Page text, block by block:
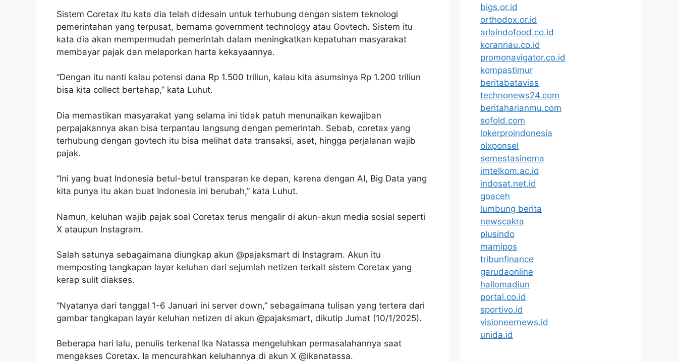
Sistem Coretax itu kata dia telah didesain untuk terhubung dengan sistem teknologi
pemerintahan yang terpusat, bernama government technology atau Govtech. Sistem itu
kata dia akan mempermudah pemerintah dalam meningkatkan kepatuhan masyarakat
membayar pajak dan melaporkan harta kekayaannya.
“Dengan itu nanti kalau potensi dana Rp 1.500 triliun, kalau kita asumsinya Rp 1.200 triliun
bisa kita collect bertahap,” kata Luhut.
Dia memastikan masyarakat yang selama ini tidak patuh menunaikan kewajiban
perpajakannya akan bisa terpantau langsung dengan pemerintah. Sebab, coretax yang
terhubung dengan govtech itu bisa melihat data transaksi, aset, hingga perjalanan wajib
pajak.
“Ini yang buat Indonesia betul-betul transparan ke depan, karena dengan AI, Big Data yang
kita punya itu akan buat Indonesia ini berubah,” kata Luhut.
Namun, keluhan wajib pajak soal Coretax terus mengalir di akun-akun media sosial seperti
X ataupun Instagram.
Salah satunya sebagaimana diungkap akun @pajaksmart di Instagram. Akun itu
memposting tangkapan layar keluhan dari sejumlah netizen terkait sistem Coretax yang
kerap sulit diakses.
“Nyatanya dari tanggal 1-6 Januari ini server down,” sebagaimana tulisan yang tertera dari
gambar tangkapan layar keluhan netizen di akun @pajaksmart, dikutip Jumat (10/1/2025).
Beberapa hari lalu, penulis terkenal Ika Natassa mengeluhkan permasalahannya saat
mengakses Coretax. Ia mencurahkan keluhannya di akun X @ikanatassa.
bigs.or.id
orthodox.or.id
arlaindofood.co.id
koranriau.co.id
promonavigator.co.id
kompastimur
beritabatavias
technonews24.com
beritaharianmu.com
sofold.com
lokerproindonesia
olxponsel
semestasinema
imtelkom.ac.id
indosat.net.id
goaceh
lumbung berita
newscakra
plusindo
mamipos
tribunfinance
garudaonline
hallomadiun
portal.co.id
sportivo.id
visioneernews.id
unida.id